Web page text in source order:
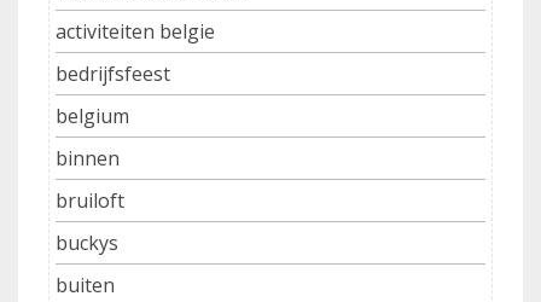
activiteiten belgie
bedrijfsfeest
belgium
binnen
bruiloft
buckys
buiten